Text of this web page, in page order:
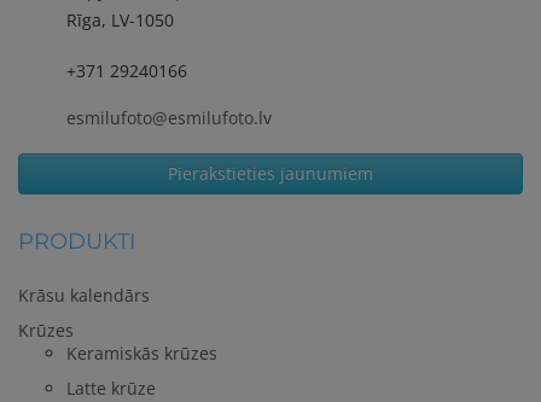
Rīga, LV-1050
+371 29240166
esmilufoto@esmilufoto.lv
Pierakstieties jaunumiem
PRODUKTI
Krāsu kalendārs
Krūzes
Keramiskās krūzes
Latte krūze